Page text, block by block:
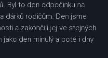
Byl to den odpočinku na
dárků rodičům. Den jsme
a zakončili jej ve stejných
den minulý a poté i dny